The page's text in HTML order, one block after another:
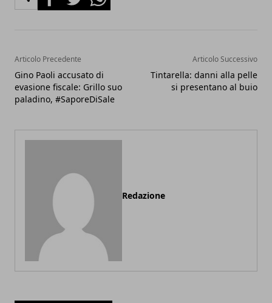
Articolo Precedente
Gino Paoli accusato di
evasione fiscale: Grillo suo
paladino, #SaporeDiSale
Articolo Successivo
Tintarella: danni alla pelle
si presentano al buio
Redazione